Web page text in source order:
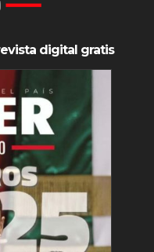
digital gratis